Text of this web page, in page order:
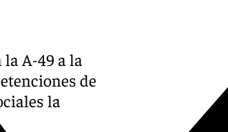
la A-49 a la
de
la